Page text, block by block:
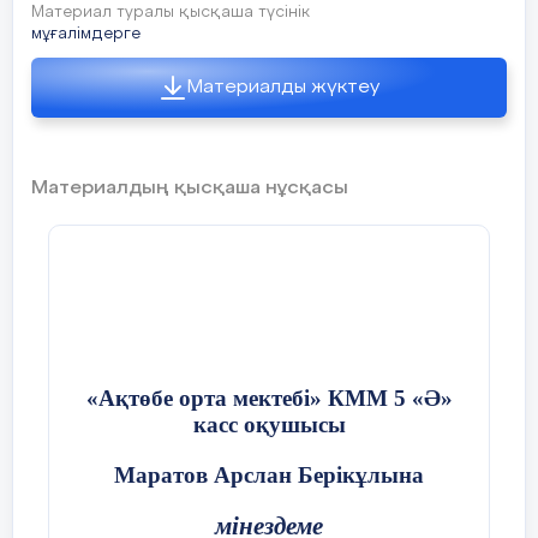
әкелген, емізген және дені сау, тәрбиелі,
әдепті етіп өсірген ананы көз алдымызға
елестетіп бір көрейікші.
2-жүргізуші - Алтынай: Әке деген баласының
Ақындарымыз жырлағандай, әкенің де
Материал туралы қысқаша түсінік
мұғалімдерге
Материалды жүктеу
Материалдың қысқаша нұсқасы
«Ақтөбе орта мектебі» КММ 5 «Ә»
касс оқушысы
Маратов Арслан Берікұлына
мінездеме